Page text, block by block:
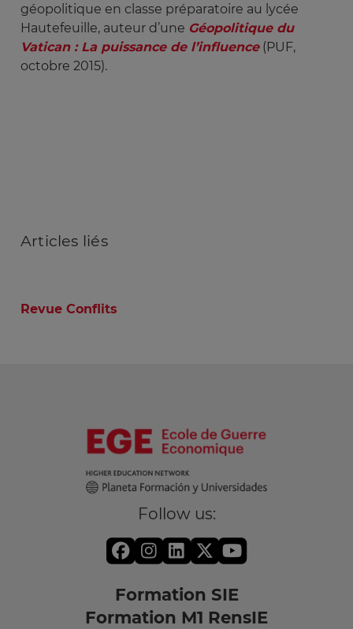
géopolitique en classe préparatoire au lycée
Hautefeuille, auteur d’une Géopolitique du
Vatican : La puissance de l’influence(PUF,
octobre 2015).
Articles liés
Revue Conflits
Follow us:
Formation SIE
Formation M1 RensIE